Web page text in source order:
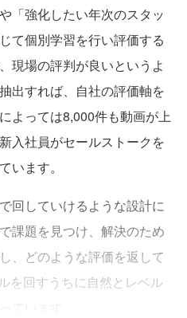
「強化したい年次のスタッ
て個別学習を行い評価する
現場の評判が良いというよ
出すれば、自社の評価軸を
よっては8,000件も動画が上
入社員がセールストークを
います。
回していけるような設計に
課題を見つけ、解決のため
、どのような評価を返して
を回すうちに自然とレベル